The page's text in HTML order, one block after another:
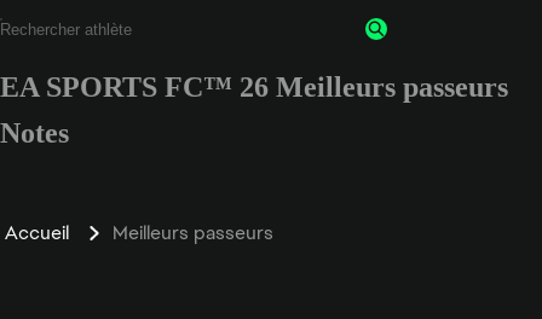
EA SPORTS FC™ 26 Meilleurs passeurs
Notes
Accueil Meilleurs passeurs